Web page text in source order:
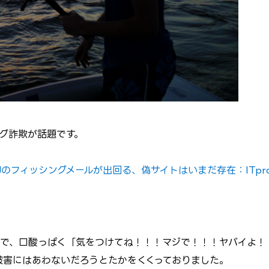
詐欺が話題です。
フィッシングメールが出回る、偽サイトはいまだ存在：
、口酸っぱく「気をつけてね！！！マジで！！！ヤバイよ！
にはあわないだろうとたかをくくっておりました。